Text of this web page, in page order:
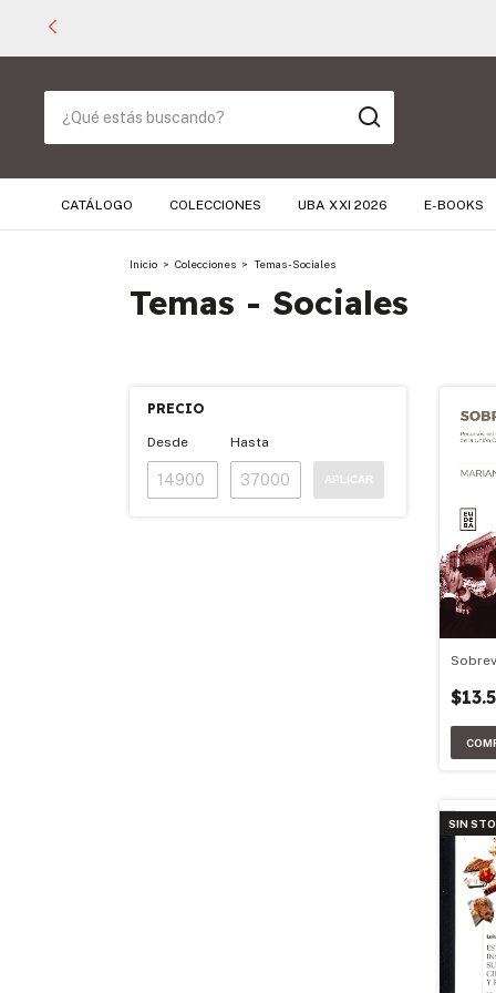
CATÁLOGO COLECCIONES UBA XXI 2026 E-BOOKS
Inicio > Colecciones > Temas - Sociales
Temas - Sociales
PRECIO
Desde Hasta
APLICAR
SIN